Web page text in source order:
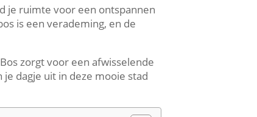
je ruimte voor een ontspannen
is een verademing, en de
zorgt voor een afwisselende
dagje uit in deze mooie stad